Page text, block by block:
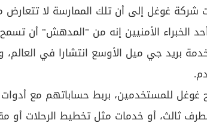
شركة غوغل إلى أن تلك الممارسة لا تتعارض
الخبراء الأمنيين إنه من "المدهش" أن
للمستخدمين، بربط حساباتهم مع أدوات
ثالث، أو خدمات مثل تخطيط الرحلات أو